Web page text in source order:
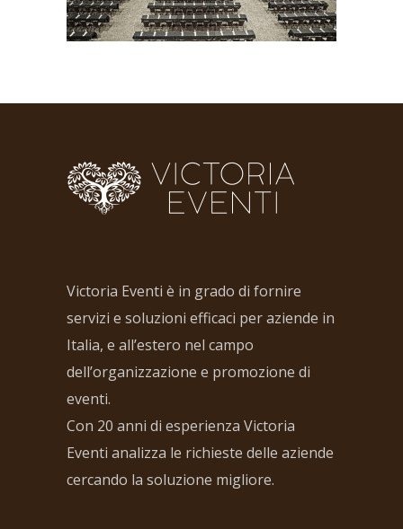
Victoria Eventi è in grado di fornire
servizi e soluzioni efficaci per aziende in
Italia, e all’estero nel campo
dell’organizzazione e promozione di
eventi.
Con 20 anni di esperienza Victoria
Eventi analizza le richieste delle aziende
cercando la soluzione migliore.